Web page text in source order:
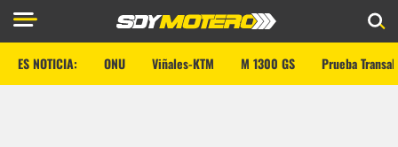
ES NOTICIA: ONU Viñales-KTM M 1300 GS Prueba